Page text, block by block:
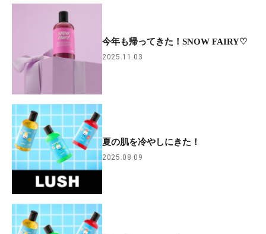
今年も帰ってきた！SNOW FAIRY♡
2025.11.03
夏の肌を冷やしにきた！
2025.08.09